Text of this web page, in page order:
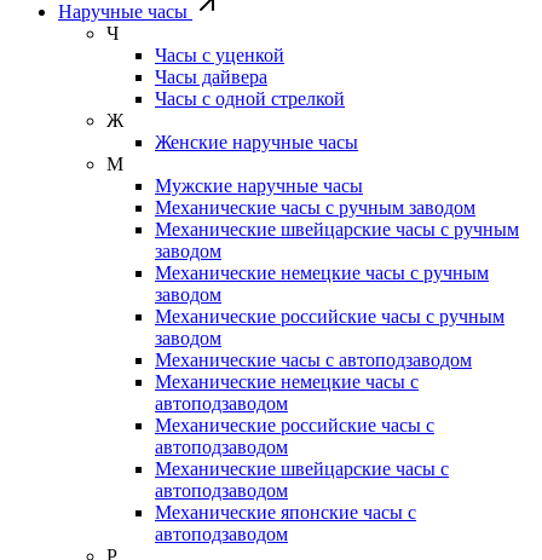
Наручные часы
Ч
Часы с уценкой
Часы дайвера
Часы с одной стрелкой
Ж
Женские наручные часы
М
Мужские наручные часы
Механические часы с ручным заводом
Механические швейцарские часы с ручным
заводом
Механические немецкие часы с ручным
заводом
Механические российские часы с ручным
заводом
Механические часы с автоподзаводом
Механические немецкие часы с
автоподзаводом
Механические российские часы с
автоподзаводом
Механические швейцарские часы с
автоподзаводом
Механические японские часы с
автоподзаводом
Р